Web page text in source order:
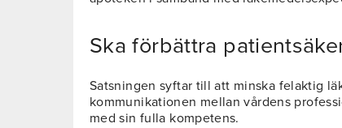
Ska förbättra
Satsningen syftar till att minska felaktig
kommunikationen mellan vårdens
med sin fulla kompetens.